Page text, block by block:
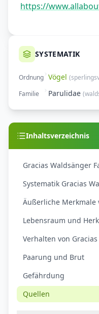
https://
SYSTEMATIK
Ordnung Vögel (
Familie
Parulidae (
Inhaltsverzeichnis
Gracias Waldsänger
Systematik Gracias
Äußerliche Merkmale
Lebensraum und
Verhalten von
Paarung und Brut
Gefährdung
Quellen